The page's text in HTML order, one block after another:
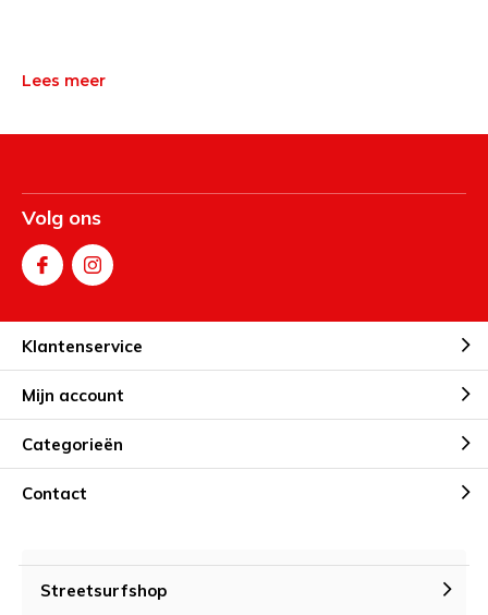
Lees meer
Volg ons
Klantenservice
Mijn account
Categorieën
Contact
Streetsurfshop